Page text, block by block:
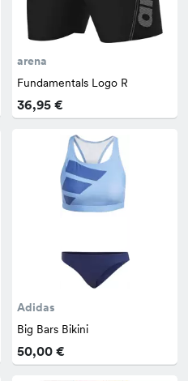
arena
Fundamentals Logo R
36,95 €
Adidas
Big Bars Bikini
50,00 €